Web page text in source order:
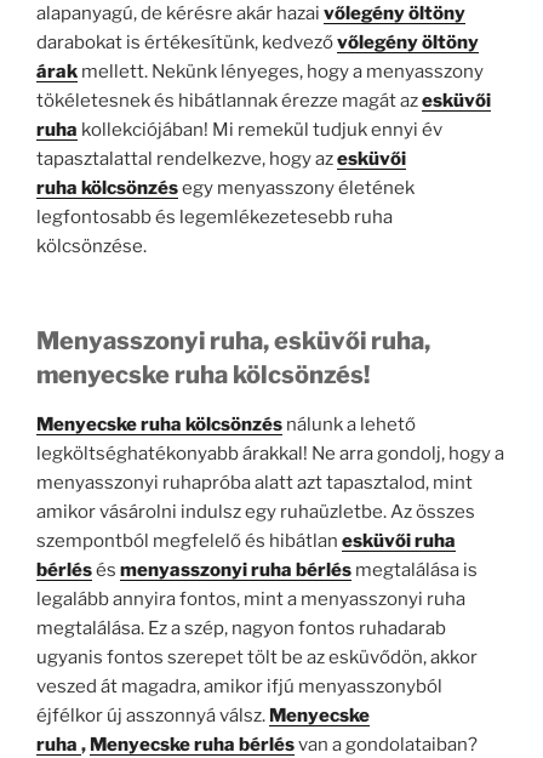
alapanyagú, de kérésre akár hazai vőlegény öltöny
darabokat is értékesítünk, kedvezővőlegény öltöny
árak mellett. Nekünk lényeges, hogy a menyasszony
tökéletesnek és hibátlannak érezze magát azesküvői
ruha kollekciójában! Mi remekül tudjuk ennyi év
tapasztalattal rendelkezve, hogy azesküvői
ruha kölcsönzésegy menyasszony életének
legfontosabb és legemlékezetesebb ruha
kölcsönzése.
Menyasszonyi ruha, esküvői ruha,
menyecske ruha kölcsönzés!
Menyecske ruha kölcsönzés nálunk a lehető
legköltséghatékonyabb árakkal! Ne arra gondolj, hogy a
menyasszonyi ruhapróba alatt azt tapasztalod, mint
amikor vásárolni indulsz egy ruhaüzletbe. Az összes
szempontból megfelelő és hibátlan esküvői ruha
bérlésés menyasszonyi ruha bérlés megtalálása is
legalább annyira fontos, mint a menyasszonyi ruha
megtalálása. Ez a szép, nagyon fontos ruhadarab
ugyanis fontos szerepet tölt be az esküvődön, akkor
veszed át magadra, amikor ifjú menyasszonyból
éjfélkor új asszonnyá válsz. Menyecske
ruha , Menyecske ruha bérlésvan a gondolataiban?